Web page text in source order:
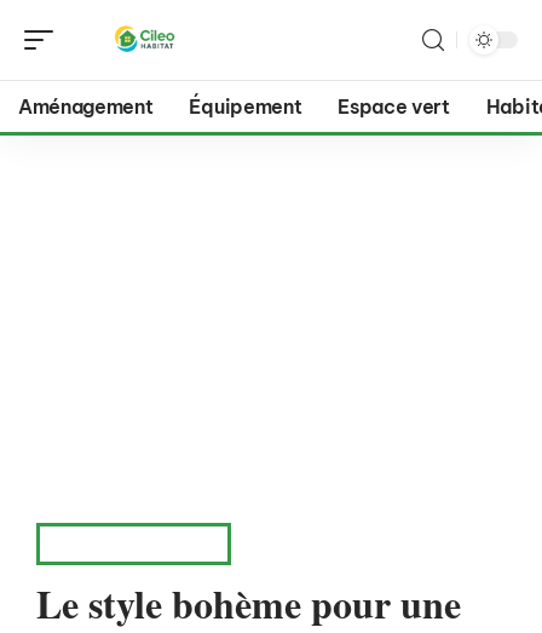
Aménagement Équipement Espace vert
Le style bohème pour une